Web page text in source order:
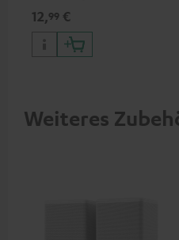
Buchsen
12,99 €
Weiteres